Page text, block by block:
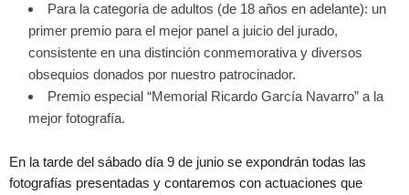
Para la categoría de adultos (de 18 años en adelante): un
primer premio para el mejor panel a juicio del jurado,
consistente en una distinción conmemorativa y diversos
obsequios donados por nuestro patrocinador.
Premio especial “Memorial Ricardo García Navarro” a la
mejor fotografía.
En la tarde del sábado día 9 de junio se expondrán todas las
fotografías presentadas y contaremos con actuaciones que